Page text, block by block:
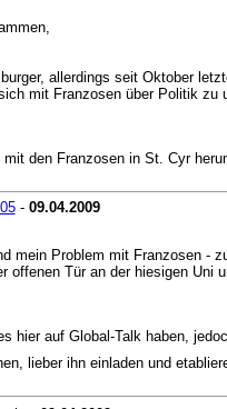
allerdings seit Oktober
mit Franzosen über Politik zu
den Franzosen in St. Cyr
- 09.04.2009
mein Problem mit Franzosen -
offenen Tür an der hiesigen Uni
hier auf Global-Talk haben,
lieber ihn einladen und